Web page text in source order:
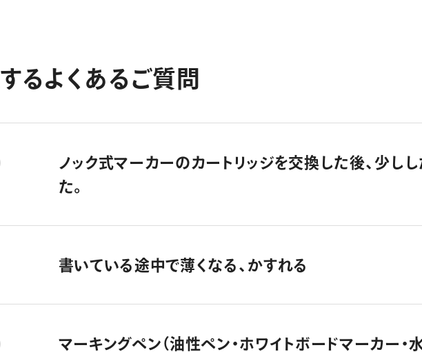
するよ く あ る ご質 問
ノック式マーカーのカートリッジを交換した後、少し
た。
書いている途中で薄くなる、かすれる
マーキングペン（油性ペン・ホワイトボードマーカー・